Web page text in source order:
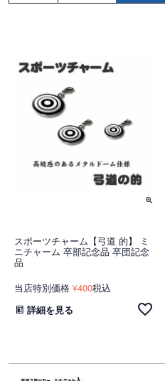
スポーツチャーム【弓道 的】 ミ
ニチャーム 卒部記念品 卒団記念
品
当店特別価格 ¥400税込
詳細を見る